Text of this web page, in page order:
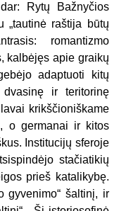
Rytų Bažnyčios
„tautinė raštija būtų
romantizmo
kalbėjęs apie graikų
adaptuoti kitų
ir teritorinę
krikščioniškame
o germanai ir kitos
Institucijų sferoje
stačiatikių
prieš katalikybę.
gyvenimo“ šaltinį, ir